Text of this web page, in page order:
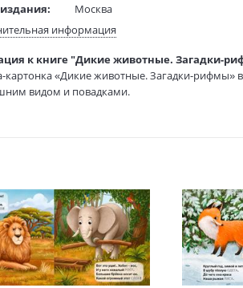
Москва
1 - 5
Картон
в мм
информация
к книге "Дикие животные. Загадки-
картонка «Дикие животные. Загадки-рифмы»
видом и повадками.